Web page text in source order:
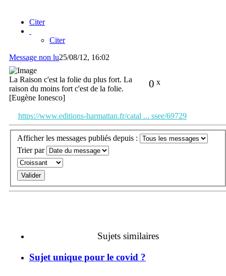
Citer
Citer
Message non lu25/08/12, 16:02
0 x
La Raison c'est la folie du plus fort. La
raison du moins fort c'est de la folie.
[Eugène Ionesco]
https://www.editions-harmattan.fr/catal ... ssee/69729
Afficher les messages publiés depuis :
Trier par
Sujets similaires
Sujet unique pour le covid ?